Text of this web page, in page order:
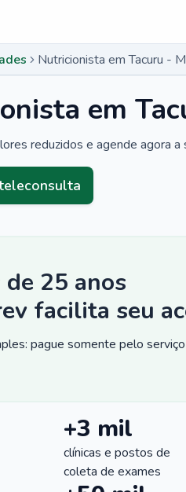
Nutricionista em Tacuru -
em
reduzidos e agende agora a
de 25 anos
facilita seu
pague somente pelo
+3 mil
clínicas e postos de
coleta de exames